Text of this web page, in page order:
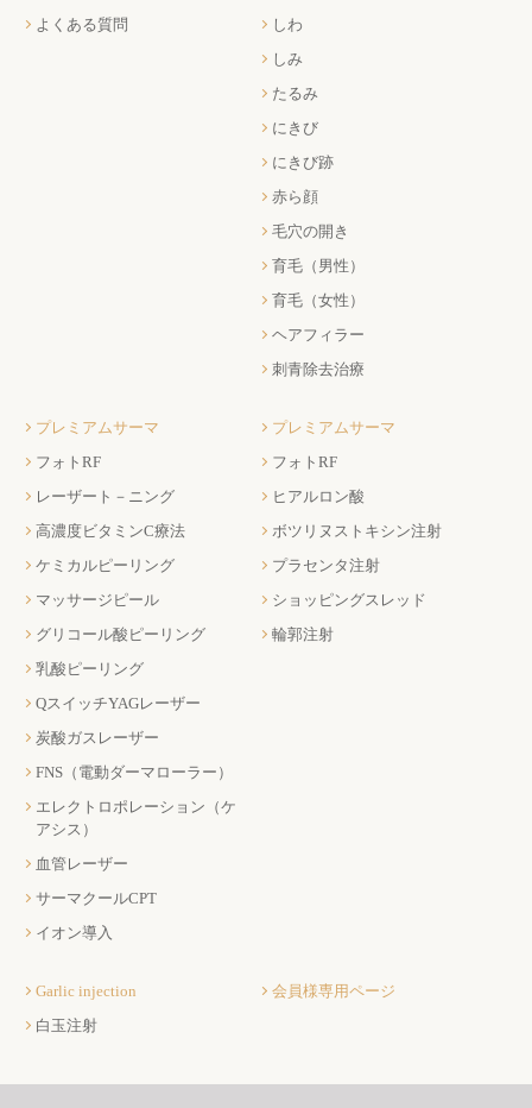
よくある質問
しわ
しみ
たるみ
にきび
にきび跡
赤ら顔
毛穴の開き
育毛（男性）
育毛（女性）
ヘアフィラー
刺青除去治療
プレミアムサーマ
フォトRF
レーザート－ニング
高濃度ビタミンC療法
ケミカルピーリング
マッサージピール
グリコール酸ピーリング
乳酸ピーリング
QスイッチYAGレーザー
炭酸ガスレーザー
FNS（電動ダーマローラー）
エレクトロポレーション（ケ
アシス）
血管レーザー
サーマクールCPT
イオン導入
プレミアムサーマ
フォトRF
ヒアルロン酸
ボツリヌストキシン注射
プラセンタ注射
ショッピングスレッド
輪郭注射
Garlic injection
白玉注射
会員様専用ページ